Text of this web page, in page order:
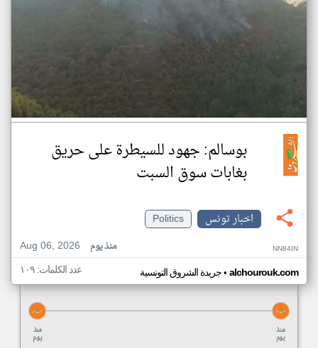
بوسالم: جهود للسيطرة على حريق
بغابات سوق السبت
اخبار تونس
Politics
Aug 06, 2026
منذ يوم NN84IN
جريدة الشروق التونسية• alchourouk.com عدد الكلمات: ١٠٩
منذ
يوم
منذ
يوم